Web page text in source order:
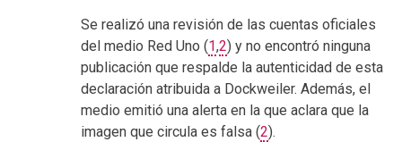
Se realizó una revisión de las cuentas oficiales
del medio Red Uno (1,2) y no encontró ninguna
publicación que respalde la autenticidad de esta
declaración atribuida a Dockweiler. Además, el
medio emitió una alerta en la que aclara que la
imagen que circula es falsa (2).